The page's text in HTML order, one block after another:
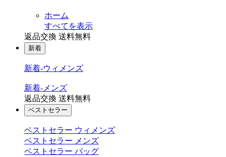
ホーム
すべてを表示
返品交換 送料無料
新着
新着-ウィメンズ
新着-メンズ
返品交換 送料無料
ベストセラー
ベストセラー ウィメンズ
ベストセラー メンズ
ベストセラー バッグ